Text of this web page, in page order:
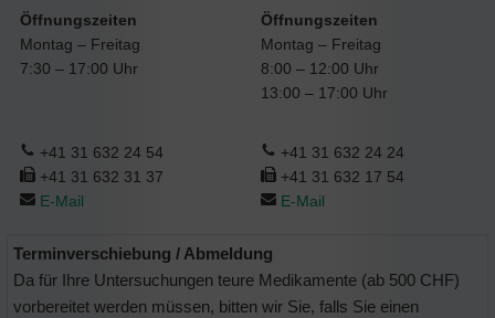
Öffnungszeiten
Montag – Freitag
7:30 – 17:00 Uhr
Öffnungszeiten
Montag – Freitag
8:00 – 12:00 Uhr
13:00 – 17:00 Uhr
+41 31 632 24 54
+41 31 632 31 37
E-Mail
+41 31 632 24 24
+41 31 632 17 54
E-Mail
Terminverschiebung / Abmeldung
Da für Ihre Untersuchungen teure Medikamente (ab 500 CHF)
vorbereitet werden müssen, bitten wir Sie, falls Sie einen